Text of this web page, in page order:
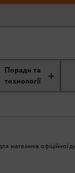
Поради та
технології
магазинів офіційної